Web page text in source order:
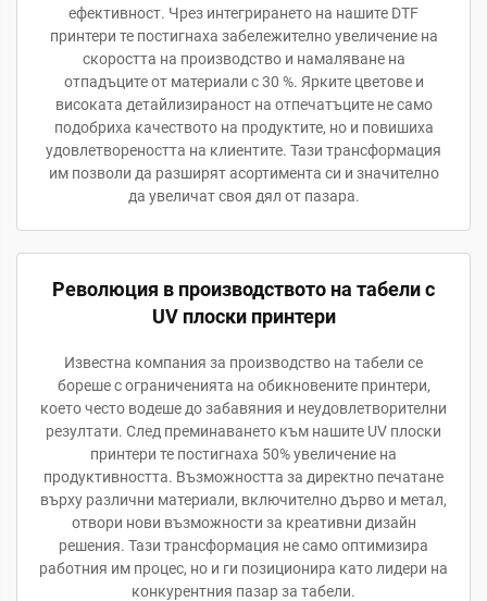
ефективност. Чрез интегрирането на нашите DTF
принтери те постигнаха забележително увеличение на
скоростта на производство и намаляване на
отпадъците от материали с 30 %. Ярките цветове и
високата детайлизираност на отпечатъците не само
подобриха качеството на продуктите, но и повишиха
удовлетвореността на клиентите. Тази трансформация
им позволи да разширят асортимента си и значително
да увеличат своя дял от пазара.
Революция в производството на табели с
UV плоски принтери
Известна компания за производство на табели се
бореше с ограниченията на обикновените принтери,
което често водеше до забавяния и неудовлетворителни
резултати. След преминаването към нашите UV плоски
принтери те постигнаха 50% увеличение на
продуктивността. Възможността за директно печатане
върху различни материали, включително дърво и метал,
отвори нови възможности за креативни дизайн
решения. Тази трансформация не само оптимизира
работния им процес, но и ги позиционира като лидери на
конкурентния пазар за табели.